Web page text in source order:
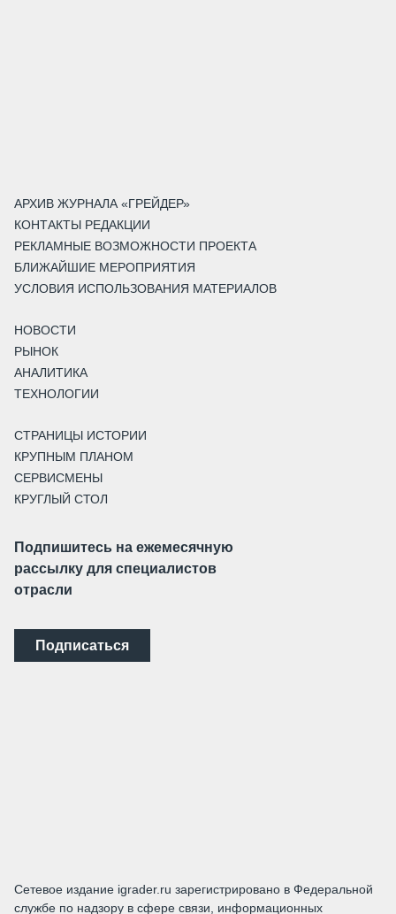
АРХИВ ЖУРНАЛА «ГРЕЙДЕР»
КОНТАКТЫ РЕДАКЦИИ
РЕКЛАМНЫЕ ВОЗМОЖНОСТИ ПРОЕКТА
БЛИЖАЙШИЕ МЕРОПРИЯТИЯ
УСЛОВИЯ ИСПОЛЬЗОВАНИЯ МАТЕРИАЛОВ
НОВОСТИ
РЫНОК
АНАЛИТИКА
ТЕХНОЛОГИИ
СТРАНИЦЫ ИСТОРИИ
КРУПНЫМ ПЛАНОМ
СЕРВИСМЕНЫ
КРУГЛЫЙ СТОЛ
Подпишитесь на ежемесячную
рассылку для специалистов
отрасли
Подписаться
Сетевое издание igrader.ru зарегистрировано в Федеральной
службе по надзору в сфере связи, информационных